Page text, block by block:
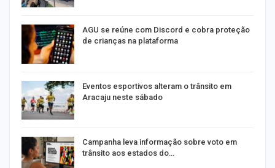
AGU se reúne com Discord e cobra proteção
de crianças na plataforma
Eventos esportivos alteram o trânsito em
Aracaju neste sábado
Campanha leva informação sobre voto em
trânsito aos estados do…